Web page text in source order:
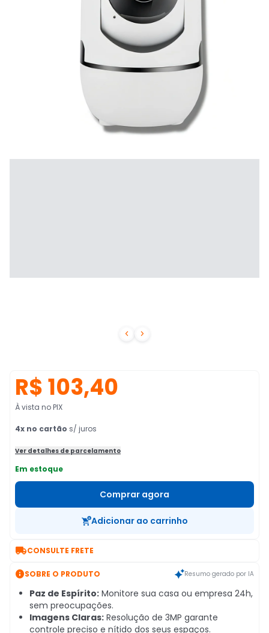
 
R$ 103,40
À vista no PIX
4x no cartão s/ juros
Ver detalhes de parcelamento
Em estoque
Comprar agora
Adicionar ao carrinho
CONSULTE FRETE
SOBRE O PRODUTO Resumo gerado por IA
Paz de Espírito: Monitore sua casa ou empresa 24h,
sem preocupações.
Imagens Claras: Resolução de 3MP garante
controle preciso e nítido dos seus espaços.